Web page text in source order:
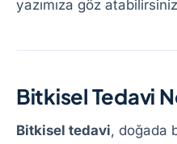
yazımıza göz
Bitkisel Tedavi
Bitkisel tedavi, doğada